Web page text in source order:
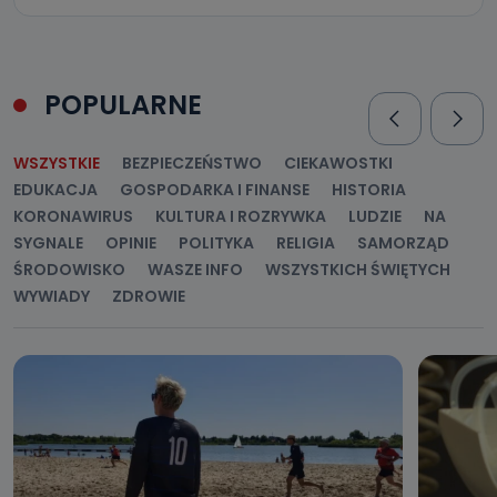
Co mogą Państwo zrobić z
Po wyrażeniu zgody na przetwarzanie danych osobowych,
mają Państwo prawo do żądania od Telewizji Kablowa
400) przy ul. Wolności 19 dostępu do danych osobowych
dotyczących Państwa oraz uzyskania ich kopii, a także
żądania ich sprostowania, usunięcia danych,
ograniczenia ich przetwarzania oraz prawo wniesienia
przechowywane?
Do czasu wycofania zgody lub, jeśli dane będą
przetwarzane na podstawie prawnie uzasadnionego celu
administratora – do momentu wniesienia sprzeciwu.
Jakie dane osobowe przetwarzamy?
POPULARNE
WSZYSTKIE BEZPIECZEŃSTWO
CIEKAWOSTKI
EDUKACJA
GOSPODARKA I FINANSE
HISTORIA
KORONAWIRUS
KULTURA I ROZRYWKA LUDZIE
NA
SYGNALE
OPINIE POLITYKA RELIGIA
SAMORZĄD
ŚRODOWISKO
WASZE INFO
WSZYSTKICH ŚWIĘTYCH
WYWIADY
ZDROWIE